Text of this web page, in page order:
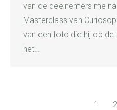
van de deelnemers me
Masterclass van
van een foto die hij op de
het…
1 2